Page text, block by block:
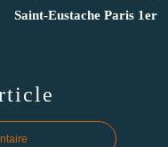
Saint-Eustache Paris 1er